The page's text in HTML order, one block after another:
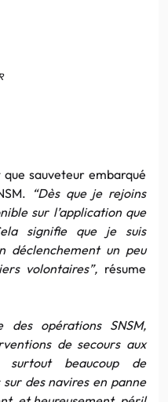
sauveteur embarqué
“Dès que je rejoins
sur l’application que
signifie que je suis
déclenchement un peu
volontaires”, résume
des opérations SNSM,
de secours aux
beaucoup de
des navires en panne